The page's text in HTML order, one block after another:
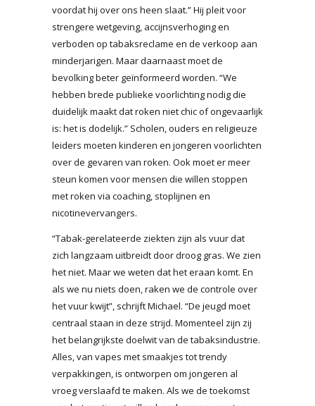
voordat hij over ons heen slaat.” Hij pleit voor
strengere wetgeving, accijnsverhoging en
verboden op tabaksreclame en de verkoop aan
minderjarigen. Maar daarnaast moet de
bevolking beter geïnformeerd worden. “We
hebben brede publieke voorlichting nodig die
duidelijk maakt dat roken niet chic of ongevaarlijk
is: het is dodelijk.” Scholen, ouders en religieuze
leiders moeten kinderen en jongeren voorlichten
over de gevaren van roken. Ook moet er meer
steun komen voor mensen die willen stoppen
met roken via coaching, stoplijnen en
nicotinevervangers.
“Tabak-gerelateerde ziekten zijn als vuur dat
zich langzaam uitbreidt door droog gras. We zien
het niet. Maar we weten dat het eraan komt. En
als we nu niets doen, raken we de controle over
het vuur kwijt”, schrijft Michael. “De jeugd moet
centraal staan ​​in deze strijd. Momenteel zijn zij
het belangrijkste doelwit van de tabaksindustrie.
Alles, van vapes met smaakjes tot trendy
verpakkingen, is ontworpen om jongeren al
vroeg verslaafd te maken. Als we de toekomst